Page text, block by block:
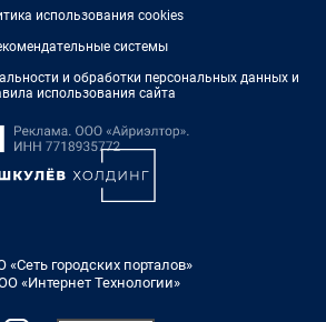
использования cookies
системы
и обработки персональных данных и
использования сайта
городских порталов»
«Интернет Технологии»